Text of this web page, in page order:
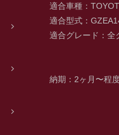
適合車種：
適合型式：
適合グレード：全
納期：2ヶ月〜程